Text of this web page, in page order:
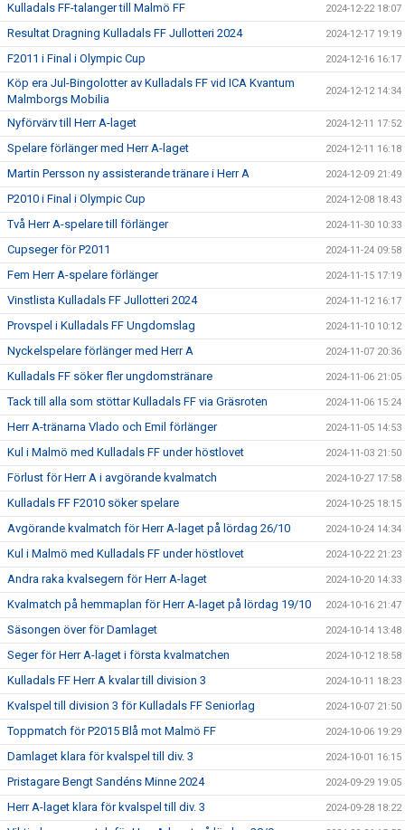
Kulladals FF-talanger till Malmö FF 2024-12-22 18:07
Resultat Dragning Kulladals FF Jullotteri 2024 2024-12-17 19:19
F2011 i Final i Olympic Cup 2024-12-16 16:17
Köp era Jul-Bingolotter av Kulladals FF vid ICA Kvantum
Malmborgs Mobilia
2024-12-12 14:34
Nyförvärv till Herr A-laget 2024-12-11 17:52
Spelare förlänger med Herr A-laget 2024-12-11 16:18
Martin Persson ny assisterande tränare i Herr A 2024-12-09 21:49
P2010 i Final i Olympic Cup 2024-12-08 18:43
Två Herr A-spelare till förlänger 2024-11-30 10:33
Cupseger för P2011 2024-11-24 09:58
Fem Herr A-spelare förlänger 2024-11-15 17:19
Vinstlista Kulladals FF Jullotteri 2024 2024-11-12 16:17
Provspel i Kulladals FF Ungdomslag 2024-11-10 10:12
Nyckelspelare förlänger med Herr A 2024-11-07 20:36
Kulladals FF söker fler ungdomstränare 2024-11-06 21:05
Tack till alla som stöttar Kulladals FF via Gräsroten 2024-11-06 15:24
Herr A-tränarna Vlado och Emil förlänger 2024-11-05 14:53
Kul i Malmö med Kulladals FF under höstlovet 2024-11-03 21:50
Förlust för Herr A i avgörande kvalmatch 2024-10-27 17:58
Kulladals FF F2010 söker spelare 2024-10-25 18:15
Avgörande kvalmatch för Herr A-laget på lördag 26/10 2024-10-24 14:34
Kul i Malmö med Kulladals FF under höstlovet 2024-10-22 21:23
Andra raka kvalsegern för Herr A-laget 2024-10-20 14:33
Kvalmatch på hemmaplan för Herr A-laget på lördag 19/10 2024-10-16 21:47
Säsongen över för Damlaget 2024-10-14 13:48
Seger för Herr A-laget i första kvalmatchen 2024-10-12 18:58
Kulladals FF Herr A kvalar till division 3 2024-10-11 18:23
Kvalspel till division 3 för Kulladals FF Seniorlag 2024-10-07 21:50
Toppmatch för P2015 Blå mot Malmö FF 2024-10-06 19:29
Damlaget klara för kvalspel till div. 3 2024-10-01 16:15
Pristagare Bengt Sandéns Minne 2024 2024-09-29 19:05
Herr A-laget klara för kvalspel till div. 3 2024-09-28 18:22